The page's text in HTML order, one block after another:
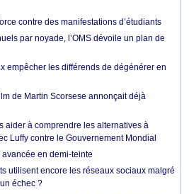
contre des manifestations d’étudiants
par noyade, l’OMS dévoile un plan de
empêcher les différends de dégénérer en
de Martin Scorsese annonçait déjà
aider à comprendre les alternatives à
Luffy contre le Gouvernement Mondial
en demi-teinte
utilisent encore les réseaux sociaux malgré
échec ?